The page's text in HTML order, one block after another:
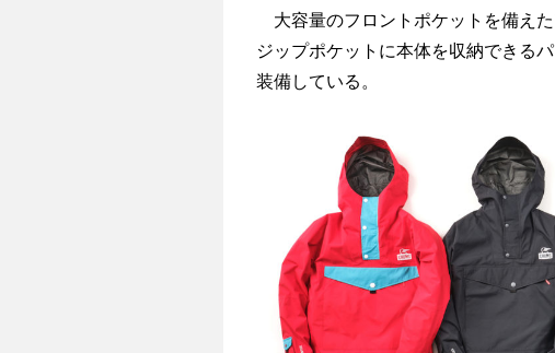
大容量のフロントポケットを備え
ジップポケットに本体を収納できる
装備している。